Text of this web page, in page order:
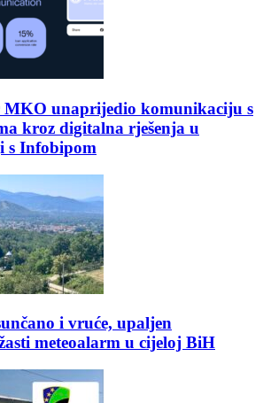
MKO unaprijedio komunikaciju s
kroz digitalna rješenja u
s Infobipom
i vruće, upaljen
meteoalarm u cijeloj BiH